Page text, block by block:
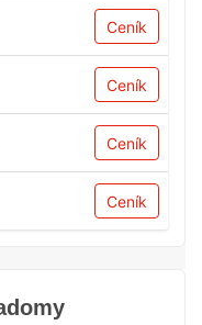
Ceník
Ceník
Ceník
Ceník